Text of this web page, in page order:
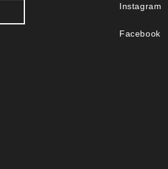
Instagram
Facebook